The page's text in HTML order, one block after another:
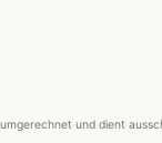
und dient